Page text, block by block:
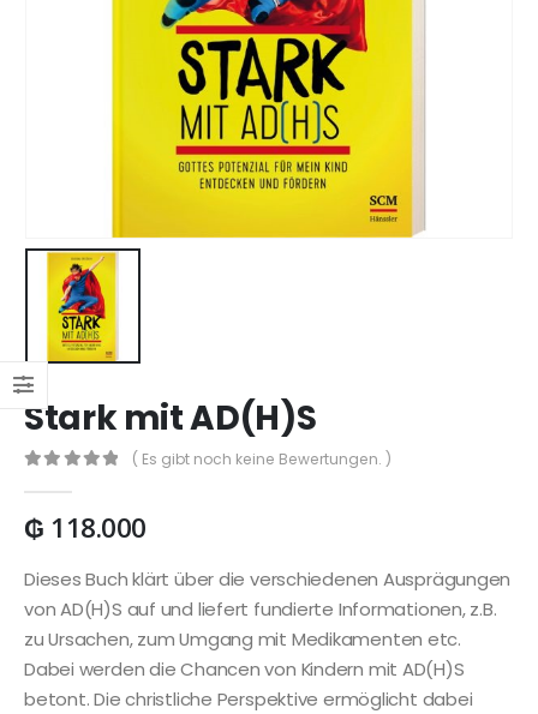
Stark mit AD(H)S
( Es gibt noch keine Bewertungen. )
₲ 118.000
Dieses Buch klärt über die verschiedenen Ausprägungen
von AD(H)S auf und liefert fundierte Informationen, z.B.
zu Ursachen, zum Umgang mit Medikamenten etc.
Dabei werden die Chancen von Kindern mit AD(H)S
betont. Die christliche Perspektive ermöglicht dabei